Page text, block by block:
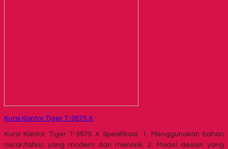
Kursi Kantor Tiger T-3875 X
Kursi Kantor Tiger T-3875 X Spesifikasi: 1. Menggunakan bahan
oscar/fabric yang modern dan menarik. 2. Model desain yang